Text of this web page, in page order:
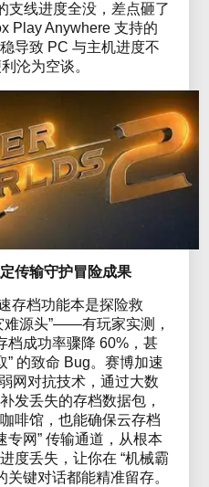
支线进度全没，差点砸了
Play Anywhere 支持的
导致 PC 与主机进度不
沦为空谈。
传输守护冒险成果
存档功能本是探险救
难源头”——有玩家实测，
档成功率骤降 60%，甚
” 的致命 Bug。赛博加速
网对抗技术，通过大数
发丢失的存档数据包，
啡馆，也能确保云存档
专网” 传输通道，从根本
度丢失，让你在 “机械霸
关键对话都能精准留存。